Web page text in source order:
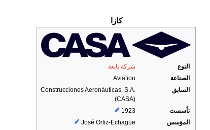
كازا
النوع
شركة تابعة
الصناعة
Aviation
السابق
Construcciones Aeronáuticas, S.A.
(CASA)
تأسست
1923
المؤسس
José Ortiz-Echagüe